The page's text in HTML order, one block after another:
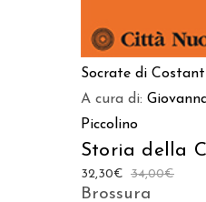
Socrate di
A cura di:
Piccolino
Storia della
34,00€
32,30€
Brossura